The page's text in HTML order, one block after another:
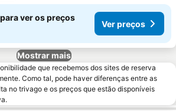
ver os preços
Ver preços
Mostrar mais
que recebemos dos sites de reserva
Como tal, pode haver diferenças entre as
no trivago e os preços que estão disponíveis